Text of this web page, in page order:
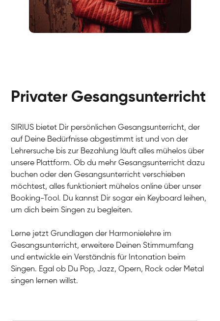
Gesang / Vocal
Anna
Gesang / Vocal
Gesang / Vocal
Gesang / Vocal
Gesang / Vocal
Gesang / Vocal
Gesang / Vocal
Gesang / Vocal
Gesang / Vocal
Gesang / Vocal
Gesang / Vocal
Gesang / Vocal
Privater Gesangsunterricht
SIRIUS bietet Dir persönlichen Gesangsunterricht, der
auf Deine Bedürfnisse abgestimmt ist und von der
Lehrersuche bis zur Bezahlung läuft alles mühelos über
unsere Plattform. Ob du mehr Gesangsunterricht dazu
buchen oder den Gesangsunterricht verschieben
möchtest, alles funktioniert mühelos online über unser
Booking-Tool. Du kannst Dir sogar ein Keyboard leihen,
um dich beim Singen zu begleiten.
Lerne jetzt Grundlagen der Harmonielehre im
Gesangsunterricht, erweitere Deinen Stimmumfang
und entwickle ein Verständnis für Intonation beim
Singen. Egal ob Du Pop, Jazz, Opern, Rock oder Metal
singen lernen willst.